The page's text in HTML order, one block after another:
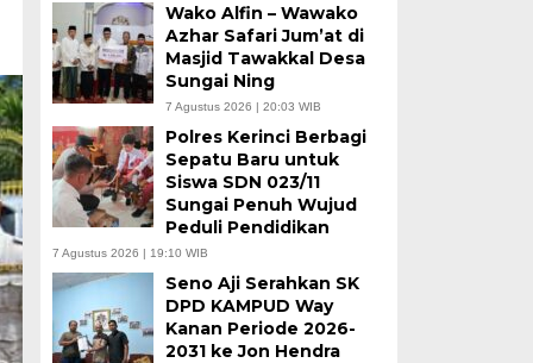
Wako Alfin – Wawako
Azhar Safari Jum’at di
Masjid Tawakkal Desa
Sungai Ning
7 Agustus 2026 | 20:03 WIB
Polres Kerinci Berbagi
Sepatu Baru untuk
Siswa SDN 023/11
Sungai Penuh Wujud
Peduli Pendidikan
7 Agustus 2026 | 19:10 WIB
Seno Aji Serahkan SK
DPD KAMPUD Way
Kanan Periode 2026-
2031 ke Jon Hendra